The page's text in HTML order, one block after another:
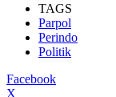
TAGS
Parpol
Perindo
Politik
Facebook
X